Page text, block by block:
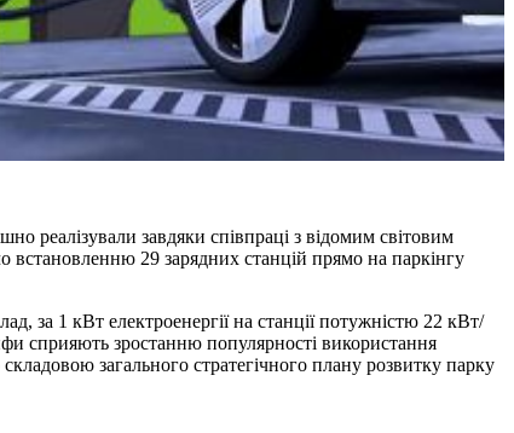
реалізували завдяки співпраці з відомим світовим
встановленню 29 зарядних станцій прямо на паркінгу
за 1 кВт електроенергії на станції потужністю 22 кВт/
сприяють зростанню популярності використання
загального стратегічного плану розвитку парку